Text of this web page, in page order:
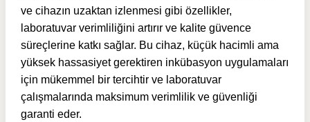
ve cihazın uzaktan izlenmesi gibi özellikler,
laboratuvar verimliliğini artırır ve kalite güvence
süreçlerine katkı sağlar. Bu cihaz, küçük hacimli ama
yüksek hassasiyet gerektiren inkübasyon uygulamaları
için mükemmel bir tercihtir ve laboratuvar
çalışmalarında maksimum verimlilik ve güvenliği
garanti eder.